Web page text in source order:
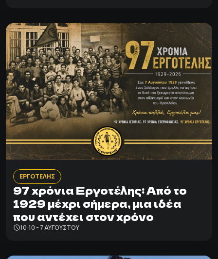
ΕΡΓΟΤΕΛΗΣ
97 χρόνια Εργοτέλης: Από το
1929 μέχρι σήμερα, μια ιδέα
που αντέχει στον χρόνο
10:10 - 7 ΑΥΓΟΎΣΤΟΥ